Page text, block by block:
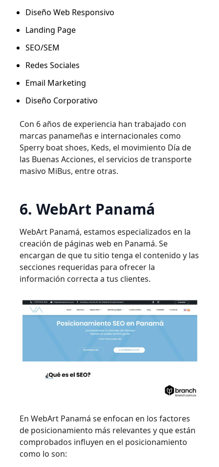
Diseño Web Responsivo
Landing Page
SEO/SEM
Redes Sociales
Email Marketing
Diseño Corporativo
Con 6 años de experiencia han trabajado con
marcas panameñas e internacionales como
Sperry boat shoes, Keds, el movimiento Día de
las Buenas Acciones, el servicios de transporte
masivo MiBus, entre otras.
6. WebArt Panamá
WebArt Panamá, estamos especializados en la
creación de páginas web en Panamá. Se
encargan de que tu sitio tenga el contenido y las
secciones requeridas para ofrecer la
información correcta a tus clientes.
En WebArt Panamá se enfocan en los factores
de posicionamiento más relevantes y que están
comprobados influyen en el posicionamiento
como lo son: